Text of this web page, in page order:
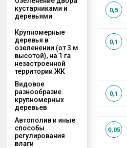
кустарниками и
деревьями
0,5
Крупномерные
деревья в
озеленении (от 3 м
высотой), на 1 га
незастроенной
территории ЖК
0,1
Видовое
разнообразие
крупномерных
деревьев
0,1
Автополив и иные
способы
регулирования
влаги
0,05